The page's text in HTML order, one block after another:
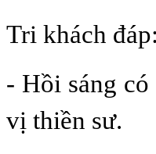
Tri khách đáp:
- Hồi sáng
vị thiền sư.